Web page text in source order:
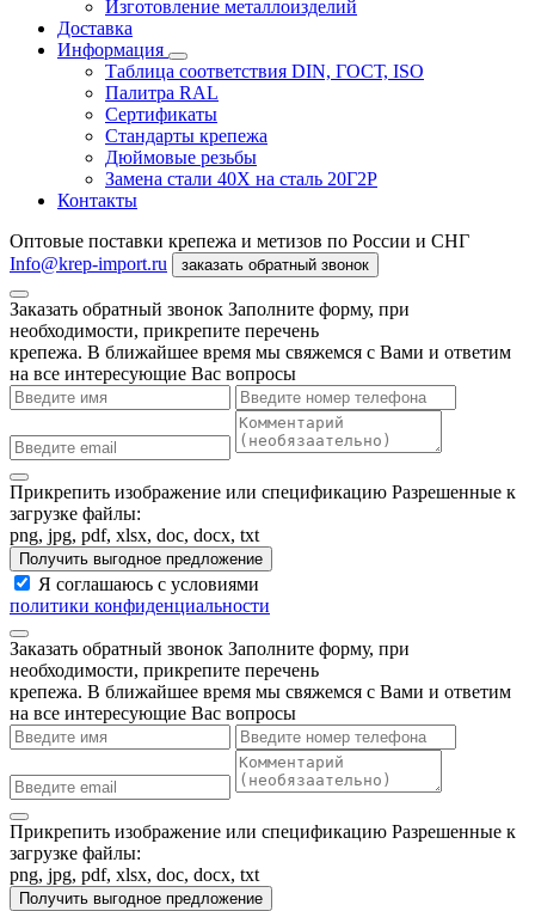
Изготовление металлоизделий
Доставка
Информация
Таблица соответствия DIN, ГОСТ, ISO
Палитра RAL
Сертификаты
Стандарты крепежа
Дюймовые резьбы
Замена стали 40Х на сталь 20Г2Р
Контакты
Оптовые поставки крепежа и метизов по России и СНГ
Info@krep-import.ru
заказать обратный звонок
Заказать обратный звонок Заполните форму, при
необходимости, прикрепите перечень
крепежа. В ближайшее время мы свяжемся с Вами и ответим
на все интересующие Вас вопросы
Прикрепить изображение или спецификацию Разрешенные к
загрузке файлы:
png, jpg, pdf, xlsx, doc, docx, txt
Получить выгодное предложение
Я соглашаюсь с условиями
политики конфиденциальности
Заказать обратный звонок Заполните форму, при
необходимости, прикрепите перечень
крепежа. В ближайшее время мы свяжемся с Вами и ответим
на все интересующие Вас вопросы
Прикрепить изображение или спецификацию Разрешенные к
загрузке файлы:
png, jpg, pdf, xlsx, doc, docx, txt
Получить выгодное предложение